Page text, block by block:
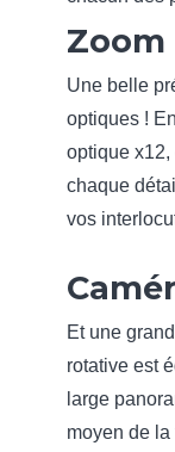
Zoom
Une belle
optiques !
optique x12,
chaque
vos
Et une
rotative est
large
moyen de